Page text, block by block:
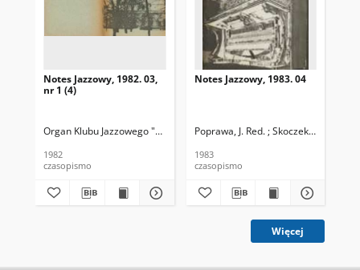
Notes Jazzowy, 1982. 03,
nr 1 (4)
Organ Klubu Jazzowego "Rotunda" Skoczek, T. Red.
1982
czasopismo
Notes Jazzowy, 1983. 04
Poprawa, J. Red. ; Skoczek T. Red.
1983
czasopismo
Więcej